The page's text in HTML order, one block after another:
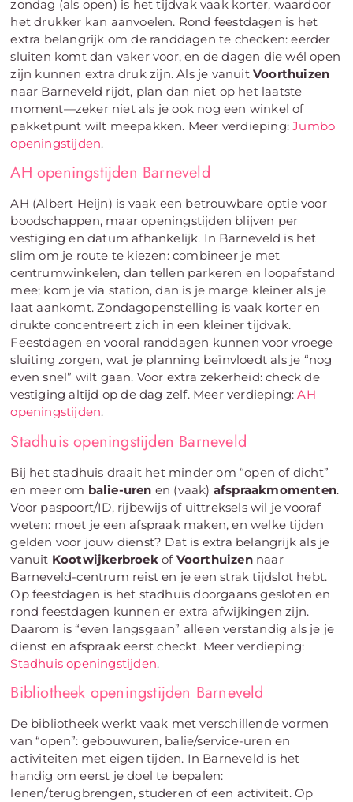
zondag (als open) is het tijdvak vaak korter, waardoor
het drukker kan aanvoelen. Rond feestdagen is het
extra belangrijk om de randdagen te checken: eerder
sluiten komt dan vaker voor, en de dagen die wél open
zijn kunnen extra druk zijn. Als je vanuitVoorthuizen
naar Barneveld rijdt, plan dan niet op het laatste
moment—zeker niet als je ook nog een winkel of
pakketpunt wilt meepakken. Meer verdieping:Jumbo
openingstijden.
AH openingstijden Barneveld
AH (Albert Heijn) is vaak een betrouwbare optie voor
boodschappen, maar openingstijden blijven per
vestiging en datum afhankelijk. In Barneveld is het
slim om je route te kiezen: combineer je met
centrumwinkelen, dan tellen parkeren en loopafstand
mee; kom je via station, dan is je marge kleiner als je
laat aankomt. Zondagopenstelling is vaak korter en
drukte concentreert zich in een kleiner tijdvak.
Feestdagen en vooral randdagen kunnen voor vroege
sluiting zorgen, wat je planning beïnvloedt als je “nog
even snel” wilt gaan. Voor extra zekerheid: check de
vestiging altijd op de dag zelf. Meer verdieping:AH
openingstijden.
Stadhuis openingstijden Barneveld
Bij het stadhuis draait het minder om “open of dicht”
en meer om balie-uren en (vaak) afspraakmomenten.
Voor paspoort/ID, rijbewijs of uittreksels wil je vooraf
weten: moet je een afspraak maken, en welke tijden
gelden voor jouw dienst? Dat is extra belangrijk als je
vanuit Kootwijkerbroekof Voorthuizennaar
Barneveld-centrum reist en je een strak tijdslot hebt.
Op feestdagen is het stadhuis doorgaans gesloten en
rond feestdagen kunnen er extra afwijkingen zijn.
Daarom is “even langsgaan” alleen verstandig als je je
dienst en afspraak eerst checkt. Meer verdieping:
Stadhuis openingstijden.
Bibliotheek openingstijden Barneveld
De bibliotheek werkt vaak met verschillende vormen
van “open”: gebouwuren, balie/service-uren en
activiteiten met eigen tijden. In Barneveld is het
handig om eerst je doel te bepalen:
lenen/terugbrengen, studeren of een activiteit. Op